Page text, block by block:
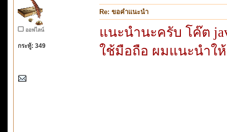
ออฟไลน์
กระทู้: 349
Re: ขอคำแนะนำ
แนะนำนะครับ โค๊ต
ใช้มือถือ ผมแนะนำใ